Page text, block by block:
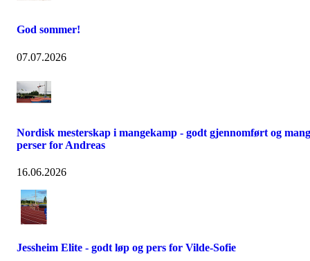
God sommer!
07.07.2026
Nordisk mesterskap i mangekamp - godt gjennomført og
perser for Andreas
16.06.2026
Jessheim Elite - godt løp og pers for Vilde-Sofie